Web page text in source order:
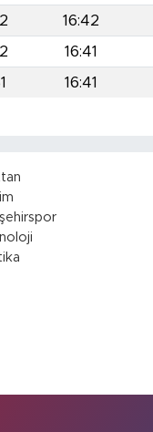
16:42
16:41
16:41